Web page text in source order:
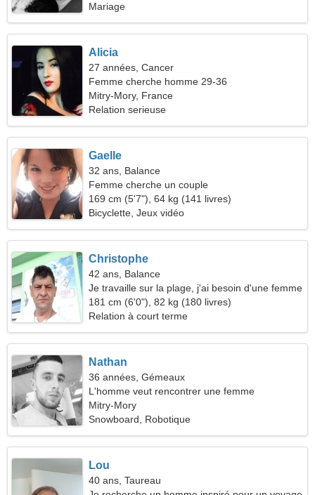
Mariage
Alicia
27 années, Cancer
Femme cherche homme 29-36
Mitry-Mory, France
Relation serieuse
Gaelle
32 ans, Balance
Femme cherche un couple
169 cm (5'7"), 64 kg (141 livres)
Bicyclette, Jeux vidéo
Christophe
42 ans, Balance
Je travaille sur la plage, j'ai besoin d'une femme
cool
181 cm (6'0"), 82 kg (180 livres)
Relation à court terme
Nathan
36 années, Gémeaux
L'homme veut rencontrer une femme
Mitry-Mory
Snowboard, Robotique
Lou
40 ans, Taureau